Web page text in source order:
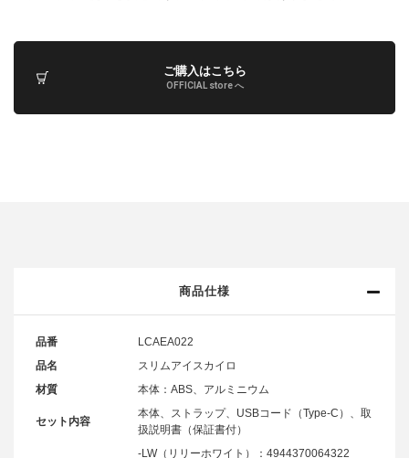
ご購入はこちら
OFFICIAL store へ
商品仕様
品番
LCAEA022
品名
スリムアイスカイロ
材質
本体：ABS、アルミニウム
セット内容
本体、ストラップ、USBコード（Type-C）、取
扱説明書（保証書付）
-LW（リリーホワイト）：4944370064322